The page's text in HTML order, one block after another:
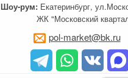
Шоу-рум: Екатеринбург,
ЖК "Московский
pol-market@bk.ru